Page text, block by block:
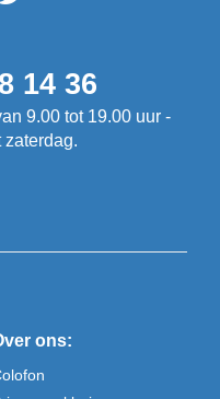
14 36
9.00 tot 19.00 uur -
zaterdag.
ons: